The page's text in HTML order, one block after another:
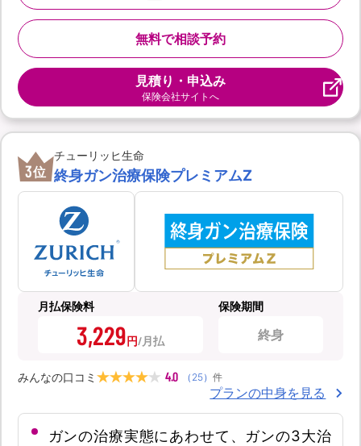
無料で相談予約
見積り・申込み
保険会社サイトへ
3位
チューリッヒ生命
終身ガン治療保険プレミアムZ
月払保険料
3,229円
保険期間
終身
みんなの口コミ 4.0 （ 25） 件
プランの中身を見る
ガンの治療実態にあわせて、ガンの3大治